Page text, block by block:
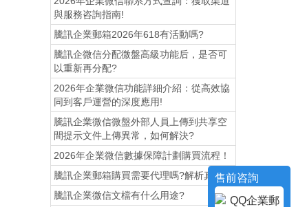
與服務咨詢指南!
騰訊企業郵箱2026年618有活動嗎?
騰訊企微信分配微盤高級功能后，是否可
以重新再分配?
2026年企業微信功能詳細介紹：從高效協
同到客戶運營的深度應用!
騰訊企業微信微盤外部人員上傳到共享空
間提示文件上傳異常，如何解決?
2026年企業微信數據保障計劃購買流程！
騰訊企業郵箱購買需要代理嗎?解析真相!
騰訊企業微信文檔有什么用途?
售前咨詢